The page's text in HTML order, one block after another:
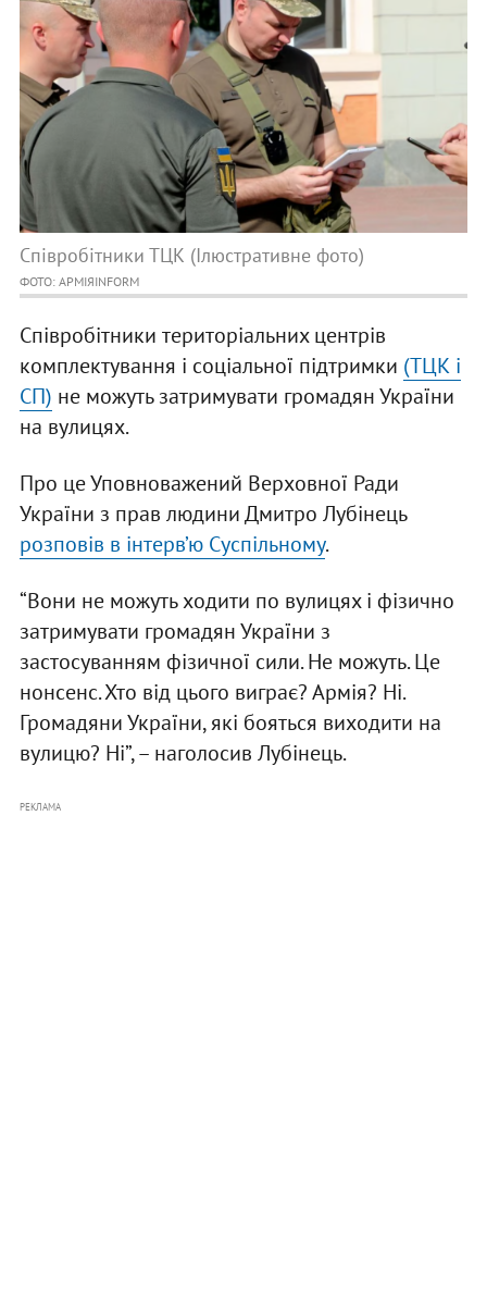
Співробітники ТЦК (Ілюстративне фото)
ФОТО: АРМІЯINFORM
Співробітники територіальних центрів
комплектування і соціальної підтримки (ТЦК і
СП) не можуть затримувати громадян України
на вулицях.
Про це Уповноважений Верховної Ради
України з прав людини Дмитро Лубінець
розповів в інтерв’ю Суспільному.
“Вони не можуть ходити по вулицях і фізично
затримувати громадян України з
застосуванням фізичної сили. Не можуть. Це
нонсенс. Хто від цього виграє? Армія? Ні.
Громадяни України, які бояться виходити на
вулицю? Ні”, – наголосив Лубінець.
РЕКЛАМА